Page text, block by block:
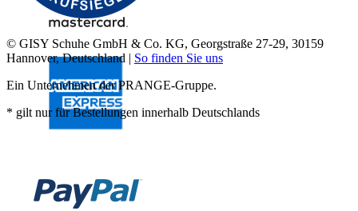
© GISY Schuhe GmbH & Co. KG, Georgstraße 27-29, 30159
Hannover, Deutschland | So finden Sie uns
Ein Unternehmen der PRANGE-Gruppe.
* gilt nur für Bestellungen innerhalb Deutschlands